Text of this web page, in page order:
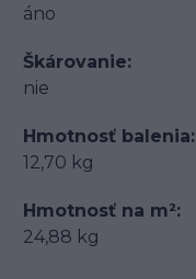
áno
Škárovanie
nie
Hmotnosť balenia
12,70 kg
Hmotnosť na m²
24,88 kg